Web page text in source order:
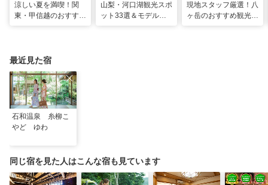
涼しい夏を満喫！関
東・甲信越のおすすめ
山梨・河口湖観光スポ
ット33選＆モデルコ
現地スタッフ厳選！八
ヶ岳のおすすめ観光ス
最近見た宿
石和温泉 糸柳こ
やど ゆわ
同じ宿を見た人はこんな宿も見ています